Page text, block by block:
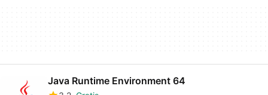
Java Runtime Environment 64